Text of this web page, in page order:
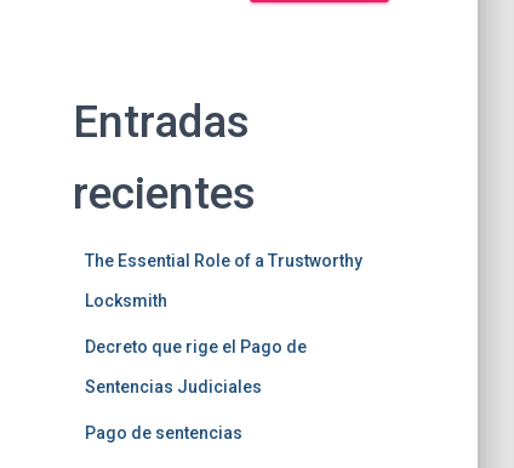
Entradas
recientes
The Essential Role of a Trustworthy
Locksmith
Decreto que rige el Pago de
Sentencias Judiciales
Pago de sentencias